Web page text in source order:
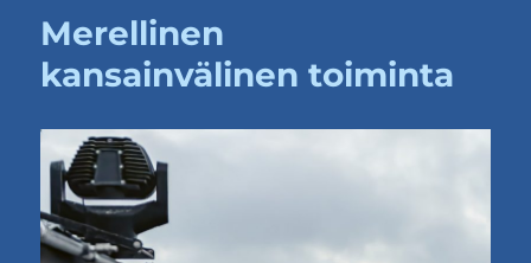
Merellinen
kansainvälinen toiminta